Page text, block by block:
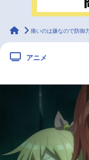
ラジオ
配信・
アニメ記事一覧
animateTimes
痛いのは嫌なので防御
アニメ